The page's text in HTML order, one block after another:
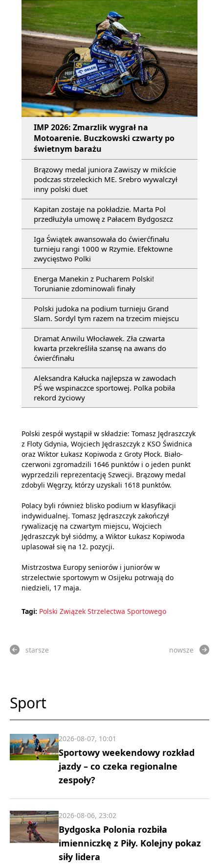
IMP 2026: Zmarzlik wygrał na
Motoarenie. Buczkowski czwarty po
świetnym barażu
Brązowy medal juniora Zawiszy w mikście
podczas strzeleckich ME. Srebro wywalczył
inny polski duet
Kapitan zostaje na pokładzie. Marta Pol
przedłużyła umowę z Pałacem Bydgoszcz
Iga Świątek awansowała do ćwierćfinału
turnieju rangi 1000 w Rzymie. Efektowne
zwycięstwo Polki
Energa Manekin z Pucharem Polski!
Torunianie zdominowali finały
Polski judoka na podium turnieju Grand
Slam. Sordyl tym razem na trzecim miejscu
Dramat Anwilu Włocławek. Zła czwarta
kwarta przekreśliła szansę na awans do
ćwierćfinału
Aleksandra Kałucka najlepsza w zawodach
PŚ we wspinaczce sportowej. Polka pobiła
rekord życiowy
Polski zespół wystąpił w składzie: Tomasz Jędraszczyk
z Floty Gdynia, Wojciech Jędraszczyk z KSO Świdnica
oraz Wiktor Łukasz Kopiwoda z Groty Płock. Biało-
czerwoni zgromadzili 1646 punktów i o jeden punkt
wyprzedzili reprezentację Szwecji. Brązowy medal
zdobyli Węgrzy, którzy uzyskali 1618 punktów.
Polacy byli również blisko podium w klasyfikacji
indywidualnej. Tomasz Jędraszczyk zakończył
rywalizację na czwartym miejscu, Wojciech
Jędraszczyk był siódmy, a Wiktor Łukasz Kopiwoda
uplasował się na 12. pozycji.
Mistrzostwa Europy seniorów i juniorów w
strzelectwie sportowym w Osijeku potrwają do
niedzieli, 17 maja.
Tagi: Polski Związek Strzelectwa Sportowego
starsze nowsze
Sport
Sportowy weekendowy rozkład
jazdy – co czeka regionalne
zespoły?
2026-08-07, 10:01
Bydgoska Polonia rozbiła
imienniczkę z Piły. Kolejny pokaz
siły lidera
2026-08-06, 23:02